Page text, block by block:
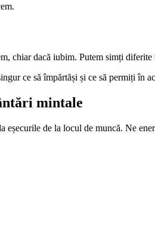
chiar dacă iubim. Putem simți
ce să împărtăși și ce să permiți în
mintale
de la locul de muncă. Ne